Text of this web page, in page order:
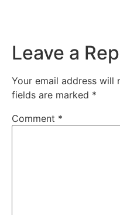
Leave a
Your email address will
fields are marked *
Comment *